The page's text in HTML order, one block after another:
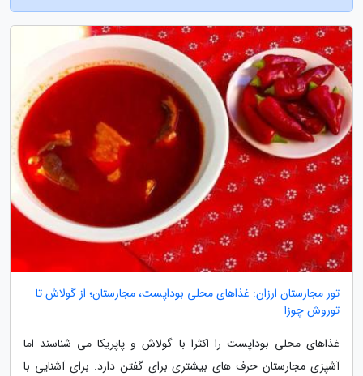
تور مجارستان ارزان: غذاهای محلی بوداپست، مجارستان؛ از گولاش تا
توروش چوزا
غذاهای محلی بوداپست را اکثرا با گولاش و پاپریکا می شناسند اما
آشپزی مجارستان حرف های بیشتری برای گفتن دارد. برای آشنایی با